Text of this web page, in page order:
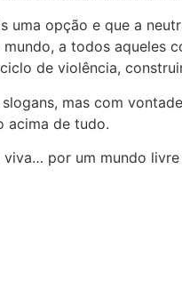
uma opção e que a
a todos aqueles
de violência,
mas com
acima de tudo.
por um mundo